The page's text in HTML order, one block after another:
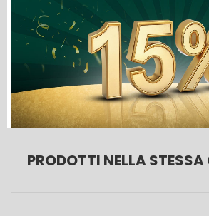
Lista Dei Desideri
Ultimi articoli in magazzino
PRODOTTI NELLA